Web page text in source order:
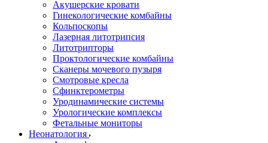
Акушерские кровати
Гинекологические комбайны
Кольпоскопы
Лазерная литотрипсия
Литотрипторы
Проктологические комбайны
Сканеры мочевого пузыря
Смотровые кресла
Сфинктерометры
Уродинамические системы
Урологические комплексы
Фетальные мониторы
Неонатология